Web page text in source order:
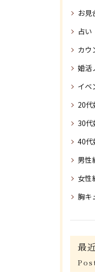
お見
占い
カウ
婚活
イベ
20代
30代
40代
男性
女性
胸キ
最